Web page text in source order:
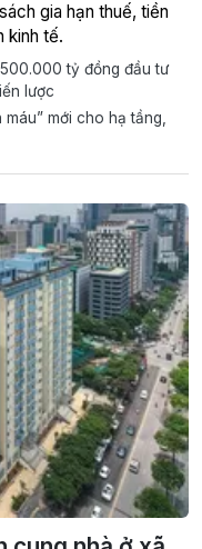
gia hạn thuế, tiền
kinh tế.
tỷ đồng đầu tư
lược
mới cho hạ tầng,